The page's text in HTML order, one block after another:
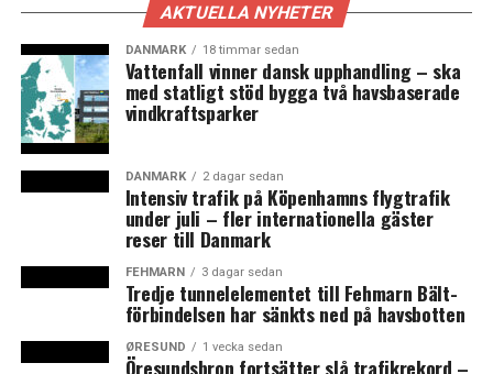
AKTUELLA NYHETER
DANMARK 18 timmar sedan
Vattenfall vinner dansk upphandling – ska
med statligt stöd bygga två havsbaserade
vindkraftsparker
DANMARK 2 dagar sedan
Intensiv trafik på Köpenhamns flygtrafik
under juli – fler internationella gäster
reser till Danmark
FEHMARN 3 dagar sedan
Tredje tunnelelementet till Fehmarn Bält-
förbindelsen har sänkts ned på havsbotten
ØRESUND 1 vecka sedan
Öresundsbron fortsätter slå trafikrekord –